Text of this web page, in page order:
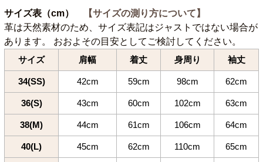
サイズ表（cm）
【サイズの測り方について】
革は天然素材のため、サイズ表記はジャストではない場合が
あります。 おおよその目安としてご検討してください。
サイズ 肩幅 着丈 身周り 袖丈
34(SS) 42cm 59cm 98cm 62cm
36(S) 43cm 60cm 102cm 63cm
38(M) 44cm 61cm 106cm 64cm
40(L) 45cm 62cm 110cm 65cm